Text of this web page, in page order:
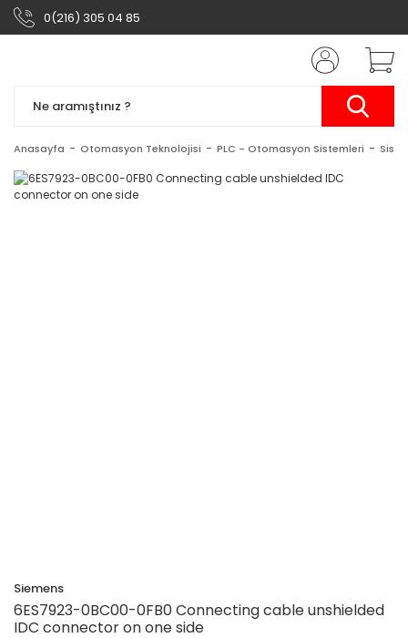
0(216) 305 04 85
Anasayfa Otomasyon Teknolojisi PLC - Otomasyon Sistemleri
Siemens
6ES7923-0BC00-0FB0 Connecting cable unshielded
IDC connector on one side